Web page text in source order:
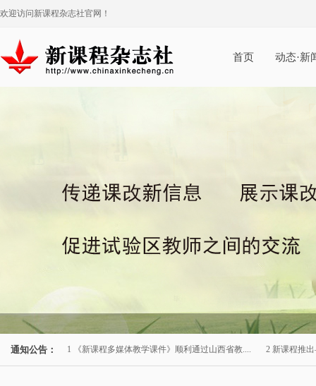
欢迎访问新课程杂志社官网！
首页 动态·新
通知公告： 1 《新课程多媒体教学课件》顺利通过山西省教.... 2 新课程推出